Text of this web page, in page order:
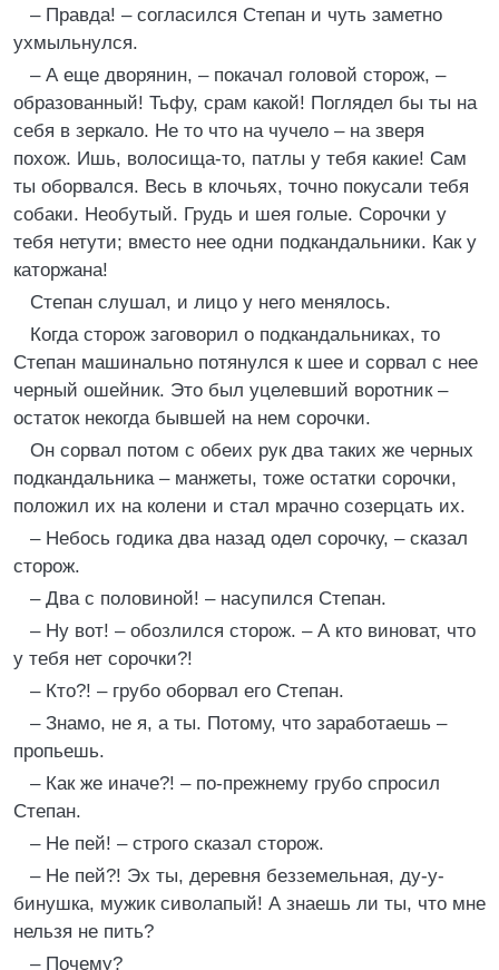
– Правда! – согласился Степан и чуть заметно
ухмыльнулся.
– А еще дворянин, – покачал головой сторож, –
образованный! Тьфу, срам какой! Поглядел бы ты на
себя в зеркало. Не то что на чучело – на зверя
похож. Ишь, волосища-то, патлы у тебя какие! Сам
ты оборвался. Весь в клочьях, точно покусали тебя
собаки. Необутый. Грудь и шея голые. Сорочки у
тебя нетути; вместо нее одни подкандальники. Как у
каторжана!
Степан слушал, и лицо у него менялось.
Когда сторож заговорил о подкандальниках, то
Степан машинально потянулся к шее и сорвал с нее
черный ошейник. Это был уцелевший воротник –
остаток некогда бывшей на нем сорочки.
Он сорвал потом с обеих рук два таких же черных
подкандальника – манжеты, тоже остатки сорочки,
положил их на колени и стал мрачно созерцать их.
– Небось годика два назад одел сорочку, – сказал
сторож.
– Два с половиной! – насупился Степан.
– Ну вот! – обозлился сторож. – А кто виноват, что
у тебя нет сорочки?!
– Кто?! – грубо оборвал его Степан.
– Знамо, не я, а ты. Потому, что заработаешь –
пропьешь.
– Как же иначе?! – по-прежнему грубо спросил
Степан.
– Не пей! – строго сказал сторож.
– Не пей?! Эх ты, деревня безземельная, ду-у-
бинушка, мужик сиволапый! А знаешь ли ты, что мне
нельзя не пить?
– Почему?